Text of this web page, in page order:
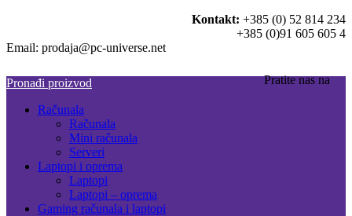
Kontakt: +385 (0) 52 814 234
+385 (0)91 605 605 4
Email: prodaja@pc-universe.net
Pratite nas na
Pronađi proizvod
Računala
Računala
Mini računala
Serveri
Laptopi i oprema
Laptopi
Laptopi – oprema
Gaming računala i laptopi